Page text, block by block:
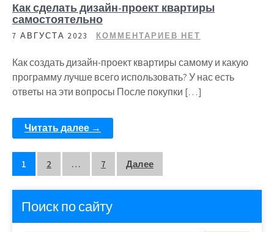
Как сделать дизайн-проект квартиры
самостоятельно
7 АВГУСТА 2023 КОММЕНТАРИЕВ НЕТ
Как создать дизайн-проект квартиры самому и какую
программу лучше всего использовать? У нас есть
ответы на эти вопросы После покупки […]
Читать далее →
Пагинация
записей
1 2 … 7 Далее
Поиск по сайту